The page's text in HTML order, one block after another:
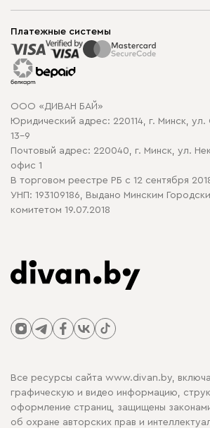
Способы оплаты
Рассрочка и кредит
Гарантия
Карта сайта
Политика конфиденциальности
Политика в отношении обработки cookie
Корпусная мебель
Распродажа мебели
Платежные системы
ООО «ДИВАН БАЙ»
Юридический адрес: 220114, г. Минск,
13-9
Почтовый адрес: 220040, г. Минск, ул.
офис 1
В торговом реестре РБ с 12 сентября
УНП: 193109186, Выдано Минским
комитетом 19.07.2018
Все ресурсы сайта www.divan.by,
графическую и видео информацию,
оформление страниц, защищены
об охране авторских прав и